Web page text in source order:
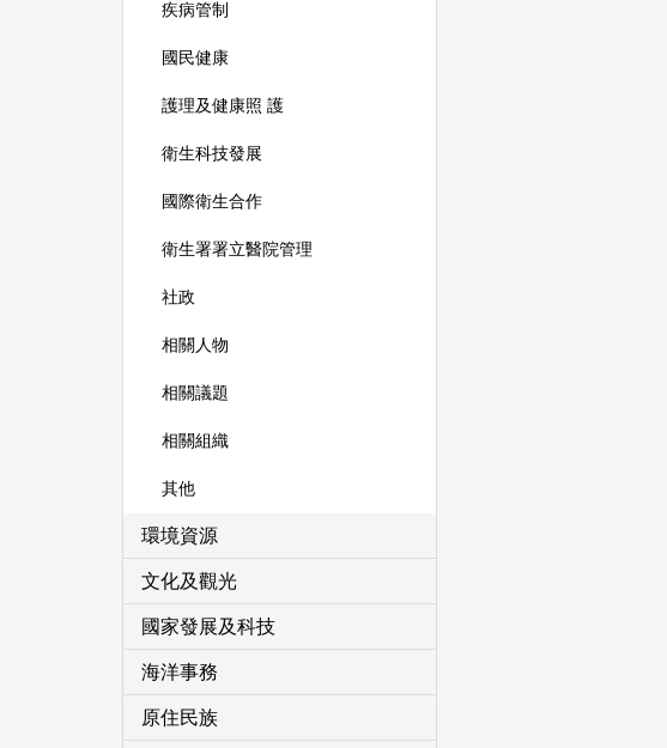
疾病管制
國民健康
護理及健康照 護
衛生科技發展
國際衛生合作
衛生署署立醫院管理
社政
相關人物
相關議題
相關組織
其他
環境資源
文化及觀光
國家發展及科技
海洋事務
原住民族